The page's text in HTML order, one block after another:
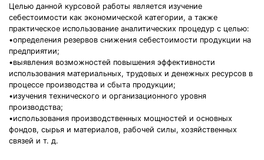
Целью данной курсовой работы является изучение
себестоимости как экономической категории, а также
практическое использование аналитических процедур с целью:
•определения резервов снижения себестоимости продукции на
предприятии;
•выявления возможностей повышения эффективности
использования материальных, трудовых и денежных ресурсов в
процессе производства и сбыта продукции;
•изучения технического и организационного уровня
производства;
•использования производственных мощностей и основных
фондов, сырья и материалов, рабочей силы, хозяйственных
связей и т. д.